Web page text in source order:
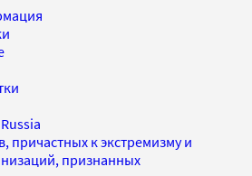
причастных к экстремизму и
признанных